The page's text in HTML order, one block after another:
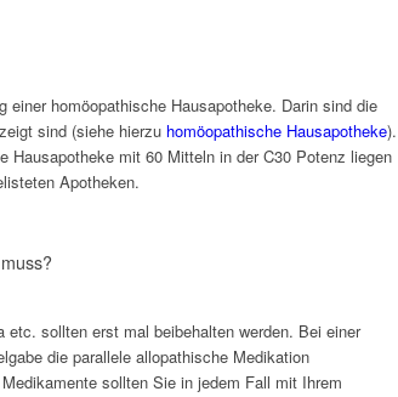
homöopathische Hausapotheke. Darin sind die
sind (siehe hierzu homöopathische Hausapotheke).
Hausapotheke mit 60 Mitteln in der C30 Potenz liegen
Apotheken.
sollten erst mal beibehalten werden. Bei einer
die parallele allopathische Medikation
sollten Sie in jedem Fall mit Ihrem